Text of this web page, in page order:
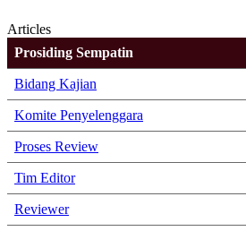
Articles
Prosiding Sempatin
Bidang Kajian
Komite Penyelenggara
Proses Review
Tim Editor
Reviewer